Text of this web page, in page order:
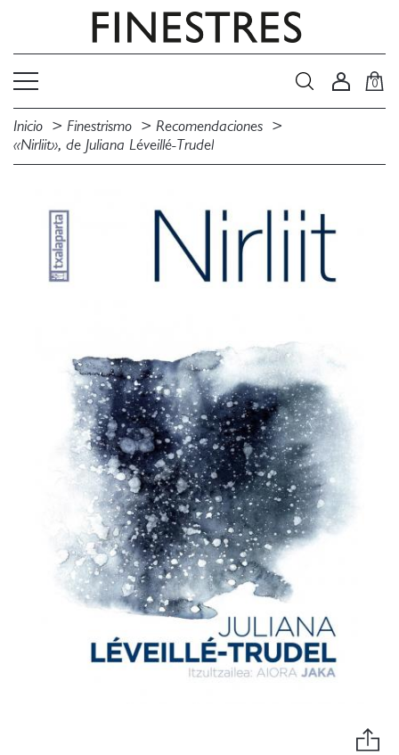
0
Inicio Finestrismo
Recomendaciones
«Nirliit», de Juliana Léveillé-Trudel